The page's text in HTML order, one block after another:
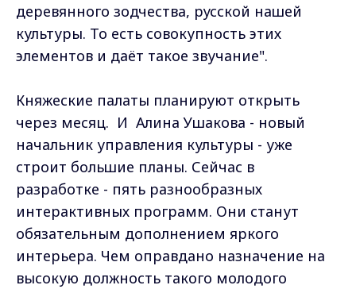
деревянного зодчества, русской нашей
культуры. То есть совокупность этих
элементов и даёт такое звучание".
Княжеские палаты планируют открыть
через месяц. И Алина Ушакова - новый
начальник управления культуры - уже
строит большие планы. Сейчас в
разработке - пять разнообразных
интерактивных программ. Они станут
обязательным дополнением яркого
интерьера. Чем оправдано назначение на
высокую должность такого молодого